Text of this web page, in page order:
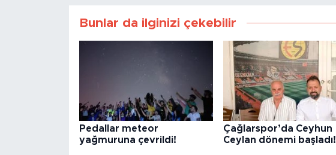
Bunlar da ilginizi çekebilir
Pedallar meteor
yağmuruna çevrildi!
Çağlarspor’da Ceyhun
Ceylan dönemi başladı!